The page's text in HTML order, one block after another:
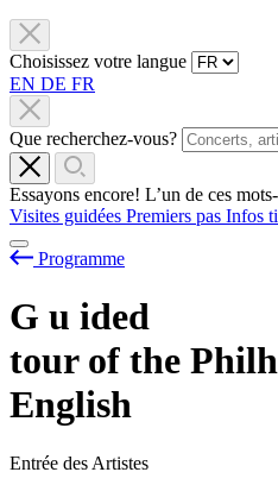
Choisissez votre langue
EN DE FR
Que recherchez-vous?
Essayons encore! L’un de ces
Visites guidées Premiers pas Infos
Programme
G u ided
tour of the
English
Entrée des Artistes